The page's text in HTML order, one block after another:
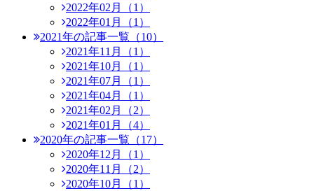
2022年02月（1）
2022年01月（1）
2021年の記事一覧（10）
2021年11月（1）
2021年10月（1）
2021年07月（1）
2021年04月（1）
2021年02月（2）
2021年01月（4）
2020年の記事一覧（17）
2020年12月（1）
2020年11月（2）
2020年10月（1）